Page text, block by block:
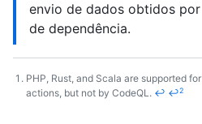
envio de dados obtidos
de dependência.
Footnotes
PHP, Rust, and Scala are supported
actions, but not by CodeQL. ↩ ↩2